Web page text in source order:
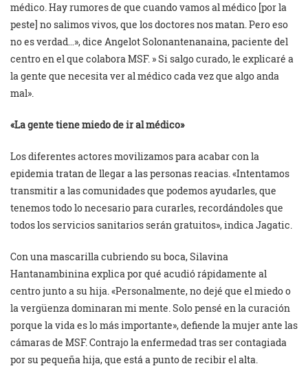
médico. Hay rumores de que cuando vamos al médico [por la
peste] no salimos vivos, que los doctores nos matan. Pero eso
no es verdad…», dice Angelot Solonantenanaina, paciente del
centro en el que colabora MSF. » Si salgo curado, le explicaré a
la gente que necesita ver al médico cada vez que algo anda
mal».
«La gente tiene miedo de ir al médico»
Los diferentes actores movilizamos para acabar con la
epidemia tratan de llegar a las personas reacias. «Intentamos
transmitir a las comunidades que podemos ayudarles, que
tenemos todo lo necesario para curarles, recordándoles que
todos los servicios sanitarios serán gratuitos», indica Jagatic.
Con una mascarilla cubriendo su boca, Silavina
Hantanambinina explica por qué acudió rápidamente al
centro junto a su hija. «Personalmente, no dejé que el miedo o
la vergüenza dominaran mi mente. Solo pensé en la curación
porque la vida es lo más importante», defiende la mujer ante las
cámaras de MSF. Contrajo la enfermedad tras ser contagiada
por su pequeña hija, que está a punto de recibir el alta.